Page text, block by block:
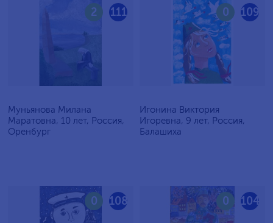
111
2
Муньянова Милана
Маратовна, 10 лет, Россия,
Оренбург
109
0
Игонина Виктория
Игоревна, 9 лет, Россия,
Балашиха
108
0 104
0